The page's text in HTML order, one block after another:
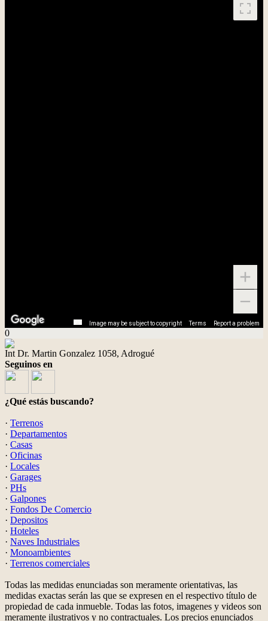
Image may be subject to copyright Terms Report a problem
0
Int Dr. Martin Gonzalez 1058, Adrogué
Seguinos en
¿Qué estás buscando?
· Terrenos
· Departamentos
· Casas
· Oficinas
· Locales
· Garages
· PHs
· Galpones
· Fondos De Comercio
· Depositos
· Hoteles
· Naves Industriales
· Monoambientes
· Terrenos comerciales
Todas las medidas enunciadas son meramente orientativas, las
medidas exactas serán las que se expresen en el respectivo título de
propiedad de cada inmueble. Todas las fotos, imagenes y videos son
meramente ilustrativos y no contractuales. Los precios enunciados